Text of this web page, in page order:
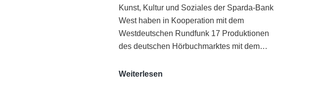
Kunst, Kultur und Soziales der Sparda-Bank
West haben in Kooperation mit dem
Westdeutschen Rundfunk 17 Produktionen
des deutschen Hörbuchmarktes mit dem…
Weiterlesen